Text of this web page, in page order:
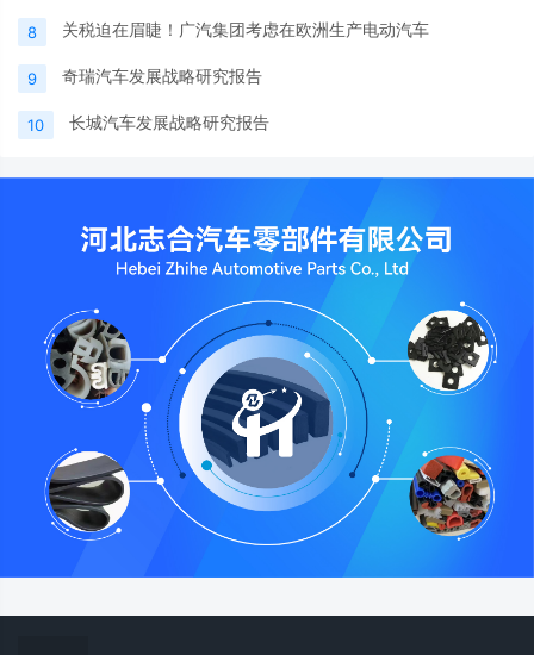
8 关税迫在眉睫！广汽集团考虑在欧洲生产电动汽车
9 奇瑞汽车发展战略研究报告
10 长城汽车发展战略研究报告